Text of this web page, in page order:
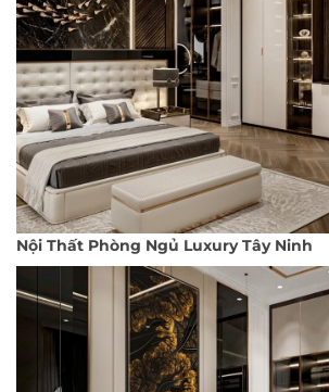
Nội Thất Phòng Ngủ Luxury Tây Ninh